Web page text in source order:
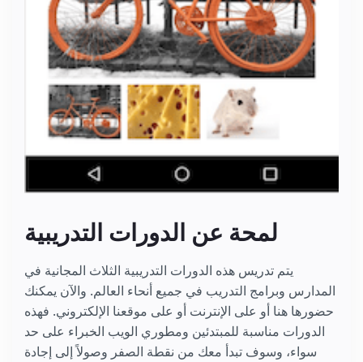
لمحة عن الدورات التدريبية
يتم تدريس هذه الدورات التدريبية الثلاث المجانية في
المدارس وبرامج التدريب في جميع أنحاء العالم. والآن يمكنك
حضورها هنا أو على الإنترنت أو على موقعنا الإلكتروني. فهذه
الدورات مناسبة للمبتدئين ومطوري الويب الخبراء على حد
سواء، وسوف تبدأ معك من نقطة الصفر وصولاً إلى إجادة